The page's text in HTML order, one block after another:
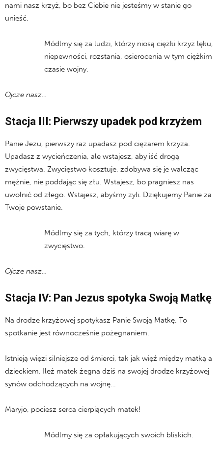
nami nasz krzyż, bo bez Ciebie nie jesteśmy w stanie go
unieść.
Módlmy się za ludzi, którzy niosą ciężki krzyż lęku,
niepewności, rozstania, osierocenia w tym ciężkim
czasie wojny.
Ojcze nasz…
Stacja III: Pierwszy upadek pod krzyżem
Panie Jezu, pierwszy raz upadasz pod ciężarem krzyża.
Upadasz z wycieńczenia, ale wstajesz, aby iść drogą
zwycięstwa. Zwycięstwo kosztuje, zdobywa się je walcząc
mężnie, nie poddając się złu. Wstajesz, bo pragniesz nas
uwolnić od złego. Wstajesz, abyśmy żyli. Dziękujemy Panie za
Twoje powstanie.
Módlmy się za tych, którzy tracą wiarę w
zwycięstwo.
Ojcze nasz…
Stacja IV: Pan Jezus spotyka Swoją Matkę
Na drodze krzyżowej spotykasz Panie Swoją Matkę. To
spotkanie jest równocześnie pożegnaniem.
Istnieją więzi silniejsze od śmierci, tak jak więź między matką a
dzieckiem. Ileż matek żegna dziś na swojej drodze krzyżowej
synów odchodzących na wojnę…
Maryjo, pociesz serca cierpiących matek!
Módlmy się za opłakujących swoich bliskich.